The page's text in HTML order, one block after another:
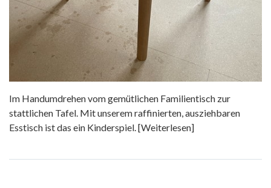
Im Handumdrehen vom gemütlichen Familientisch zur
stattlichen Tafel. Mit unserem raffinierten, ausziehbaren
Esstisch ist das ein Kinderspiel. [Weiterlesen]